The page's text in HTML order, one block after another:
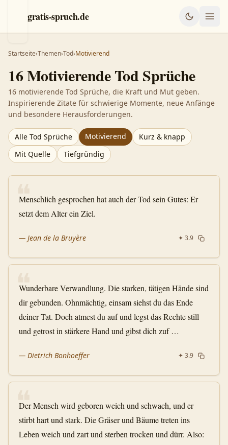
gratis-spruch.de
Startseite›Themen›Tod›Motivierend
16MotivierendeTod Sprüche
16 motivierende Tod Sprüche, die Kraft und Mut geben.
Inspirierende Zitate für schwierige Momente, neue Anfänge
und besondere Herausforderungen.
Alle Tod Sprüche Motivierend
Kurz & knapp
Mit Quelle
Tiefgründig
❝
Menschlich gesprochen hat auch der Tod sein Gutes: Er
setzt dem Alter ein Ziel.
— Jean de la Bruyère ✦ 3.9
❝
Wunderbare Verwandlung. Die starken, tätigen Hände sind
dir gebunden. Ohnmächtig, einsam siehst du das Ende
deiner Tat. Doch atmest du auf und legst das Rechte still
und getrost in stärkere Hand und gibst dich zuf …
— Dietrich Bonhoeffer ✦ 3.9
❝
Der Mensch wird geboren weich und schwach, und er
stirbt hart und stark. Die Gräser und Bäume treten ins
Leben weich und zart und sterben trocken und dürr. Also: